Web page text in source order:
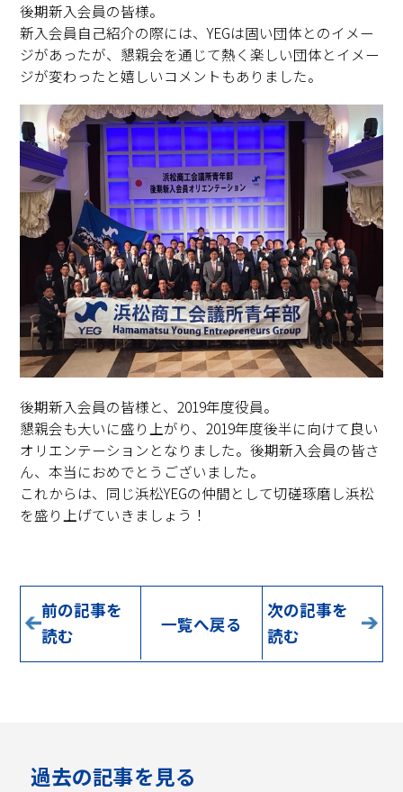
後期新入会員の皆様。
新入会員自己紹介の際には、YEGは固い団体とのイメー
ジがあったが、懇親会を通じて熱く楽しい団体とイメー
ジが変わったと嬉しいコメントもありました。
後期新入会員の皆様と、2019年度役員。
懇親会も大いに盛り上がり、2019年度後半に向けて良い
オリエンテーションとなりました。後期新入会員の皆さ
ん、本当におめでとうございました。
これからは、同じ浜松YEGの仲間として切磋琢磨し浜松
を盛り上げていきましょう！
前の記事を
読む
一覧へ戻る
次の記事を
読む
過去の記事を見る